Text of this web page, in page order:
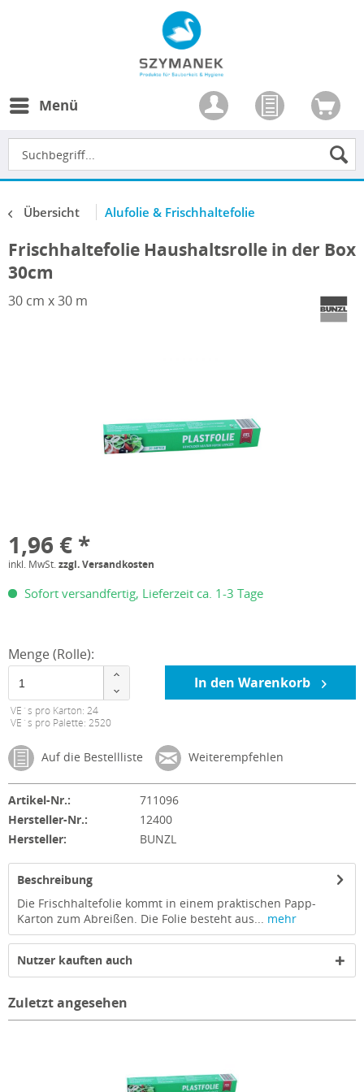
Menü
Übersicht Alufolie & Frischhaltefolie
Frischhaltefolie Haushaltsrolle in der Box
30cm
30 cm x 30 m
1,96 € *
inkl. MwSt.zzgl. Versandkosten
Sofort versandfertig, Lieferzeit ca. 1-3 Tage
Menge (Rolle):
VE´s pro Karton: 24
VE´s pro Palette: 2520
In den Warenkorb
Auf die Bestellliste Weiterempfehlen
Artikel-Nr.:
711096
Hersteller-Nr.:
12400
Hersteller:
BUNZL
Beschreibung
Die Frischhaltefolie kommt in einem praktischen Papp-
Karton zum Abreißen. Die Folie besteht aus... mehr
Nutzer kauften auch
Zuletzt angesehen